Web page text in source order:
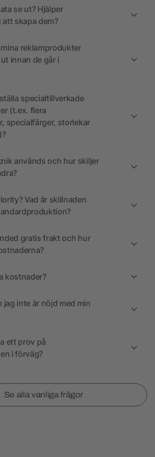
se ut? Hjälper
skapa dem?
reklamprodukter
innan de går i
specialtillverkade
(t.ex. flera
specialfärger, storlekar
används och hur skiljer
Vad är skillnaden
gratis frakt och hur
kostnader?
jag inte är nöjd med min
ett prov på
i förväg?
Se alla vanliga frågor